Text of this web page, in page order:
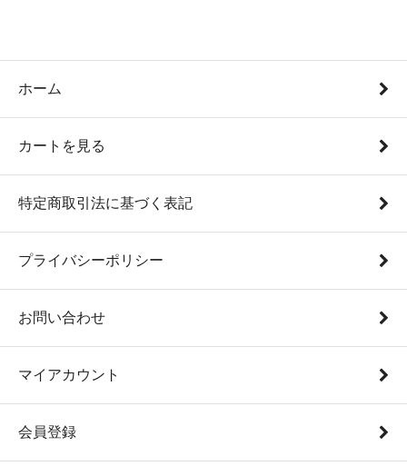
ホーム
カートを見る
特定商取引法に基づく表記
プライバシーポリシー
お問い合わせ
マイアカウント
会員登録